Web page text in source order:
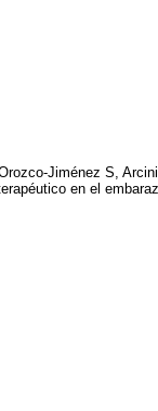
Jiménez S,
en el